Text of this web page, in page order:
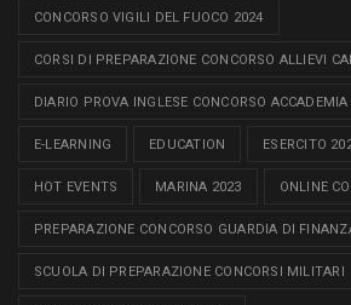
CONCORSO VIGILI DEL FUOCO 2024
CORSI DI PREPARAZIONE CONCORSO ALLIEVI
DIARIO PROVA INGLESE CONCORSO
E-LEARNING EDUCATION ESERCITO
HOT EVENTS MARINA 2023 ONLINE
PREPARAZIONE CONCORSO GUARDIA DI
SCUOLA DI PREPARAZIONE CONCORSI MILITARI